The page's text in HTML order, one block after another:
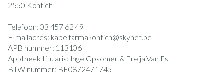
2550 Kontich
Telefoon: 03 457 62 49
E-mailadres: kapelfarmakontich@skynet.be
APB nummer: 113106
Apotheek titularis: Inge Opsomer & Freija Van Es
BTW nummer: BE0872471745